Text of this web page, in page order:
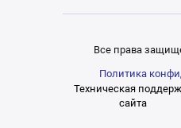
Все права
Политика
Техническая
сайта